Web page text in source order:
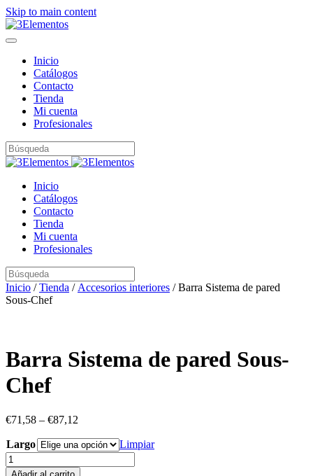
Skip to main content
Inicio
Catálogos
Contacto
Tienda
Mi cuenta
Profesionales
Inicio
Catálogos
Contacto
Tienda
Mi cuenta
Profesionales
Inicio /Tienda / Accesorios interiores / Barra Sistema de pared
Sous-Chef
Barra Sistema de pared Sous-
Chef
€71,58 – €87,12
Largo
Limpiar
Barra
Sistema